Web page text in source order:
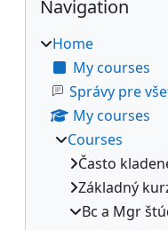
Navigation
Home
My courses
Správy pre
My courses
Courses
Často
Základný
Bc a Mgr